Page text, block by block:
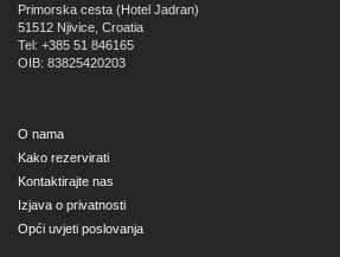
Primorska cesta (Hotel Jadran)
51512 Njivice, Croatia
Tel: +385 51 846165
OIB: 83825420203
O nama
Kako rezervirati
Kontaktirajte nas
Izjava o privatnosti
Opći uvjeti poslovanja